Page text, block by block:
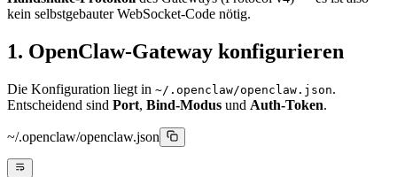
kein selbstgebauter WebSocket-Code nötig.
1. OpenClaw-Gateway konfigurieren
Die Konfiguration liegt in ~/.openclaw/openclaw.json.
Entscheidend sind Port, Bind-Modus und Auth-Token.
~/.openclaw/openclaw.json